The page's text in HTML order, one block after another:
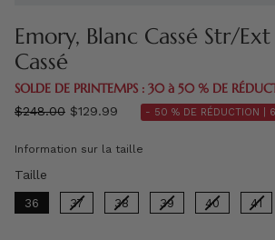
Emory, Blanc Cassé Str/
Cassé
SOLDE DE PRINTEMPS : 30 à 50 % DE
régulier
$248.00 $129.99 - 50 % DE RÉDUCTION |
Information sur la taille
Taille
36 37 38 39 40 41